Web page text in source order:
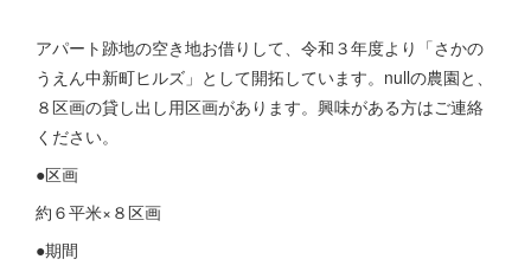
アパート跡地の空き地お借りして、令和３年度より「さかの
うえん中新町ヒルズ」として開拓しています。nullの農園と、
８区画の貸し出し用区画があります。興味がある方はご連絡
ください。
●区画
約６平米×８区画
●期間